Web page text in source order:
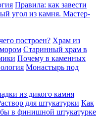
Правила: как завести
угол из камня. Мастер-
построен? Храм из
Старинный храм в
Почему в каменных
Монастырь под
из дикого камня
для штукатурки Как
в финишной штукатурке